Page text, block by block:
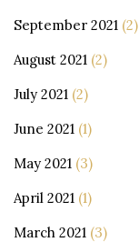
September 2021 (2)
August 2021 (2)
July 2021 (2)
June 2021 (1)
May 2021 (3)
April 2021 (1)
March 2021 (3)